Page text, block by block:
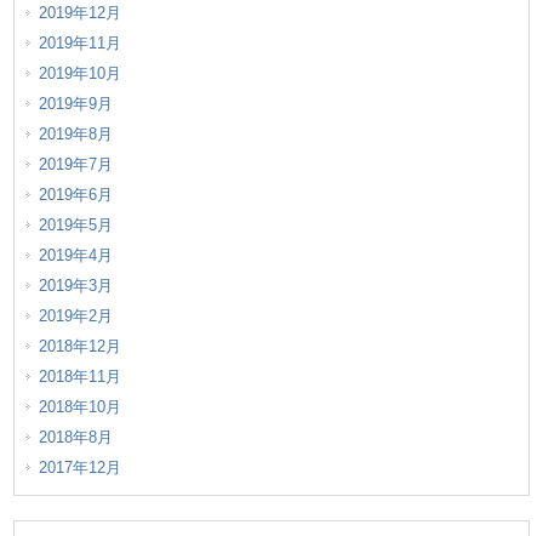
2019年12月
2019年11月
2019年10月
2019年9月
2019年8月
2019年7月
2019年6月
2019年5月
2019年4月
2019年3月
2019年2月
2018年12月
2018年11月
2018年10月
2018年8月
2017年12月